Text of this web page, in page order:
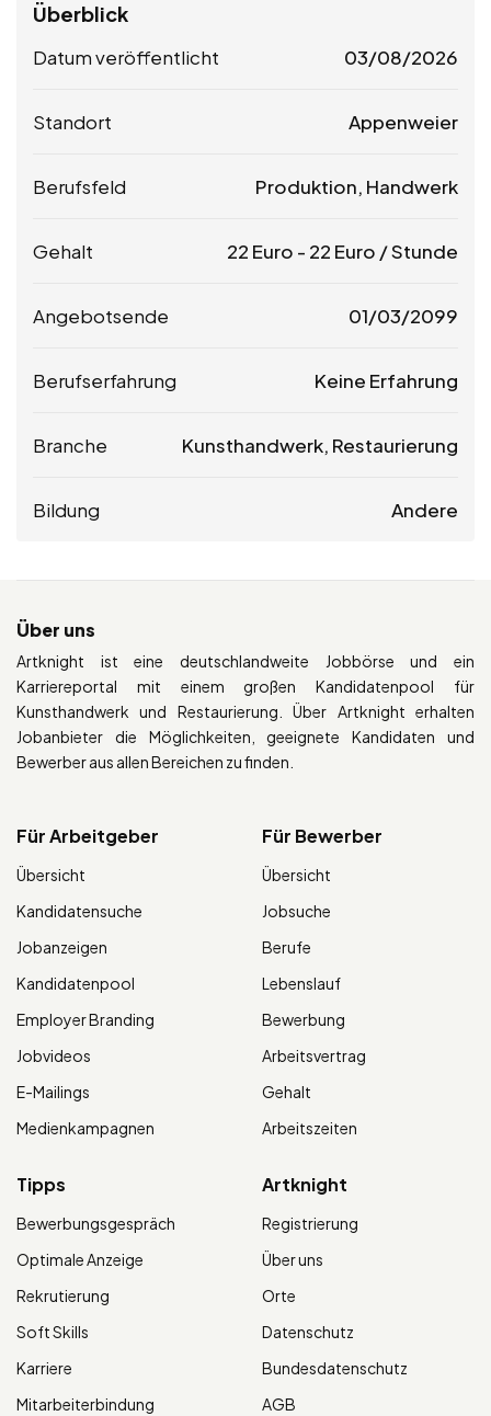
Überblick
Datum veröffentlicht 03/08/2026
Standort Appenweier
Berufsfeld Produktion, Handwerk
Gehalt 22 Euro - 22 Euro / Stunde
Angebotsende 01/03/2099
Berufserfahrung Keine Erfahrung
Branche Kunsthandwerk, Restaurierung
Bildung Andere
Über uns
Artknight ist eine deutschlandweite Jobbörse und ein
Karriereportal mit einem großen Kandidatenpool für
Kunsthandwerk und Restaurierung. Über Artknight erhalten
Jobanbieter die Möglichkeiten, geeignete Kandidaten und
Bewerber aus allen Bereichen zu finden.
Für Arbeitgeber
Übersicht
Kandidatensuche
Jobanzeigen
Kandidatenpool
Employer Branding
Jobvideos
E-Mailings
Medienkampagnen
Für Bewerber
Übersicht
Jobsuche
Berufe
Lebenslauf
Bewerbung
Arbeitsvertrag
Gehalt
Arbeitszeiten
Tipps
Bewerbungsgespräch
Optimale Anzeige
Rekrutierung
Soft Skills
Karriere
Mitarbeiterbindung
Artknight
Registrierung
Über uns
Orte
Datenschutz
Bundesdatenschutz
AGB